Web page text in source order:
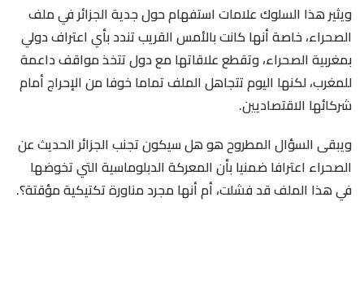
ويثير هذا السلوك علامات استفهام حول جدية الجزائر في ملف
الصحراء، خاصة أنها كانت بالأمس القريب تندد بأي اعتراف دولي
بمغربية الصحراء، وتقطع علاقاتها مع دول تتخذ مواقف داعمة
للمغرب، لكنها اليوم تتجاهل الملف تماما خوفا من الإحراج أمام
شركائها الاقتصاديين.
ويبقى السؤال المطروح هو هل سيكون تجنب الجزائر الحديث عن
الصحراء اعترافا ضمنيا بأن المعركة الدبلوماسية التي تخوضها
في هذا الملف قد فشلت، أم أنها مجرد مناورة تكتيكية مؤقتة؟.